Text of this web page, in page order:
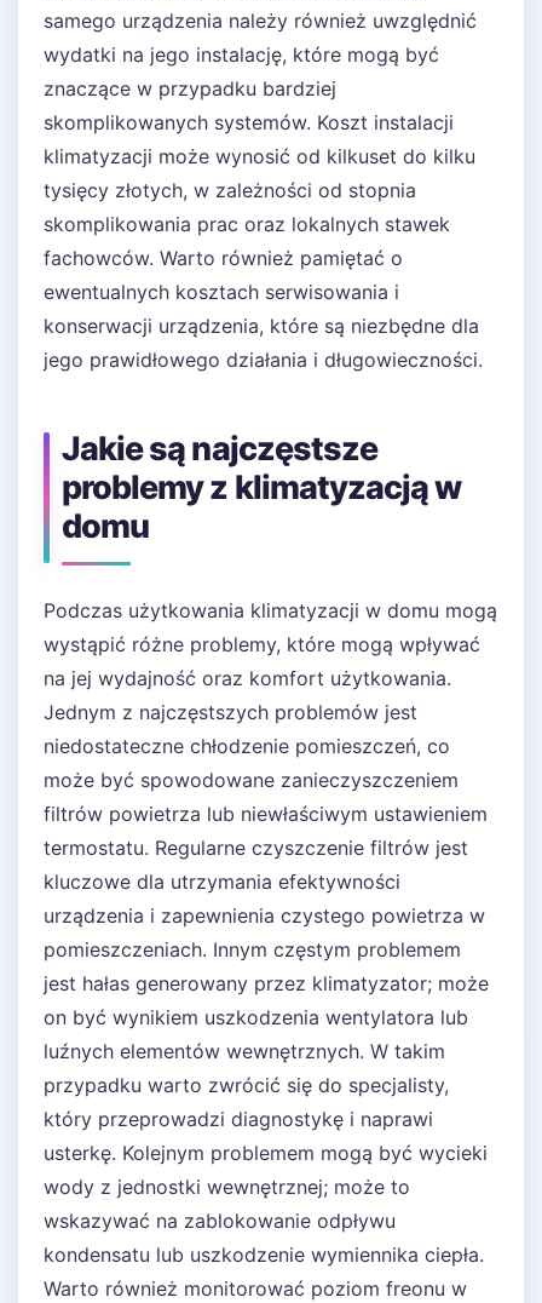
samego urządzenia należy również uwzględnić
wydatki na jego instalację, które mogą być
znaczące w przypadku bardziej
skomplikowanych systemów. Koszt instalacji
klimatyzacji może wynosić od kilkuset do kilku
tysięcy złotych, w zależności od stopnia
skomplikowania prac oraz lokalnych stawek
fachowców. Warto również pamiętać o
ewentualnych kosztach serwisowania i
konserwacji urządzenia, które są niezbędne dla
jego prawidłowego działania i długowieczności.
Jakie są najczęstsze
problemy z klimatyzacją w
domu
Podczas użytkowania klimatyzacji w domu mogą
wystąpić różne problemy, które mogą wpływać
na jej wydajność oraz komfort użytkowania.
Jednym z najczęstszych problemów jest
niedostateczne chłodzenie pomieszczeń, co
może być spowodowane zanieczyszczeniem
filtrów powietrza lub niewłaściwym ustawieniem
termostatu. Regularne czyszczenie filtrów jest
kluczowe dla utrzymania efektywności
urządzenia i zapewnienia czystego powietrza w
pomieszczeniach. Innym częstym problemem
jest hałas generowany przez klimatyzator; może
on być wynikiem uszkodzenia wentylatora lub
luźnych elementów wewnętrznych. W takim
przypadku warto zwrócić się do specjalisty,
który przeprowadzi diagnostykę i naprawi
usterkę. Kolejnym problemem mogą być wycieki
wody z jednostki wewnętrznej; może to
wskazywać na zablokowanie odpływu
kondensatu lub uszkodzenie wymiennika ciepła.
Warto również monitorować poziom freonu w